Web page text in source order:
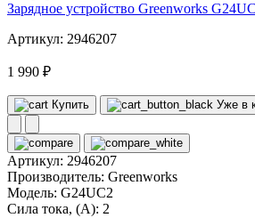
Зарядное устройство Greenworks
Артикул: 2946207
1 990 ₽
Купить Уже в
Артикул: 2946207
Производитель: Greenworks
Модель: G24UC2
Сила тока, (А): 2